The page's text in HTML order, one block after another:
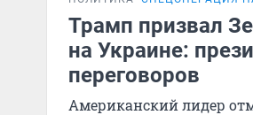
Трамп призвал
на Украине:
переговоров
Американский лидер